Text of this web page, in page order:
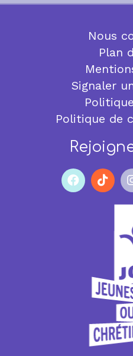
Nous
Plan
Signaler
Politique de